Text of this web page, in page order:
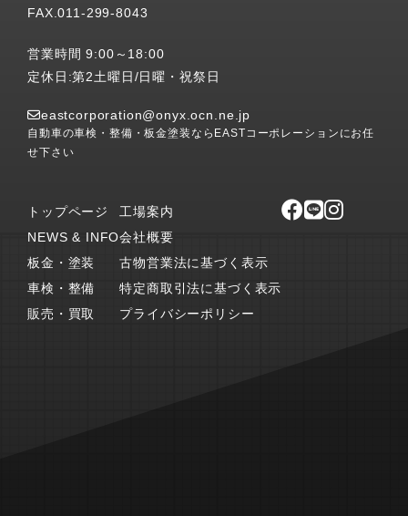
FAX.011-299-8043
営業時間 9:00～18:00
定休日:第2土曜日/日曜・祝祭日
eastcorporation@onyx.ocn.ne.jp
自動車の車検・整備・板金塗装ならEASTコーポレーションにお任
せ下さい
トップページ
NEWS & INFO
板金・塗装
車検・整備
販売・買取
工場案内
会社概要
古物営業法に基づく表示
特定商取引法に基づく表示
プライバシーポリシー